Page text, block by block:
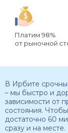
Платим 98%
от рыночной
В Ирбите
– мы быстро и
зависимости от
состояния.
достаточно 60
сразу и на месте.